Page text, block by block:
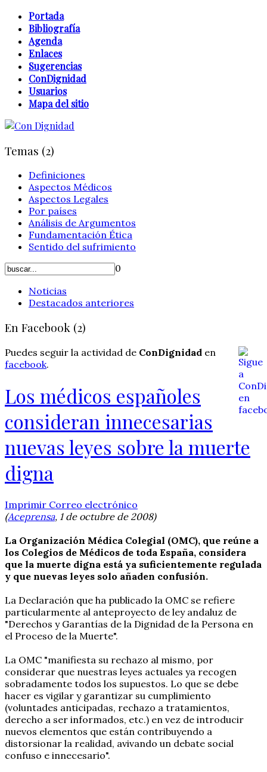
Portada
Bibliografía
Agenda
Enlaces
Sugerencias
ConDignidad
Usuarios
Mapa del sitio
Temas (2)
Definiciones
Aspectos Médicos
Aspectos Legales
Por países
Análisis de Argumentos
Fundamentación Ética
Sentido del sufrimiento
0
Noticias
Destacados anteriores
En Facebook (2)
Puedes seguir la actividad de ConDignidad en
facebook.
Los médicos españoles
consideran innecesarias
nuevas leyes sobre la muerte
digna
Imprimir Correo electrónico
(Aceprensa, 1 de octubre de 2008)
La Organización Médica Colegial (OMC), que reúne a
los Colegios de Médicos de toda España, considera
que la muerte digna está ya suficientemente regulada
y que nuevas leyes solo añaden confusión.
La Declaración que ha publicado la OMC se refiere
particularmente al anteproyecto de ley andaluz de
"Derechos y Garantías de la Dignidad de la Persona en
el Proceso de la Muerte".
La OMC "manifiesta su rechazo al mismo, por
considerar que nuestras leyes actuales ya recogen
sobradamente todos los supuestos. Lo que se debe
hacer es vigilar y garantizar su cumplimiento
(voluntades anticipadas, rechazo a tratamientos,
derecho a ser informados, etc.) en vez de introducir
nuevos elementos que están contribuyendo a
distorsionar la realidad, avivando un debate social
confuso e innecesario".